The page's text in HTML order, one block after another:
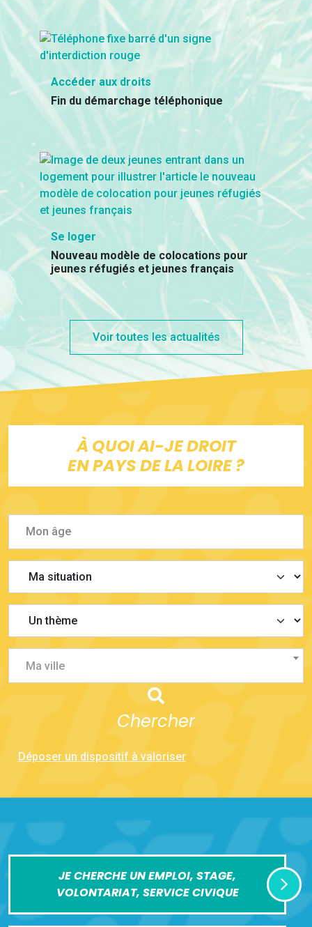
Accéder aux droits
Fin du démarchage téléphonique
Se loger
Nouveau modèle de colocations pour
jeunes réfugiés et jeunes français
Voir toutes les actualités
À QUOI AI-JE DROIT
EN PAYS DE LA LOIRE ?
Ma ville
Chercher
Déposer un dispositif à valoriser
JE CHERCHE UN EMPLOI, STAGE,
VOLONTARIAT, SERVICE CIVIQUE